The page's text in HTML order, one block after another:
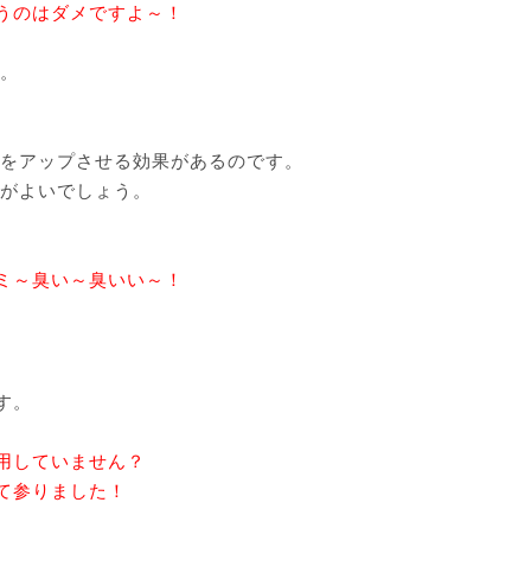
はダメですよ～！
ップさせる効果があるのです。
よいでしょう。
臭い～臭いい～！
していません？
りました！